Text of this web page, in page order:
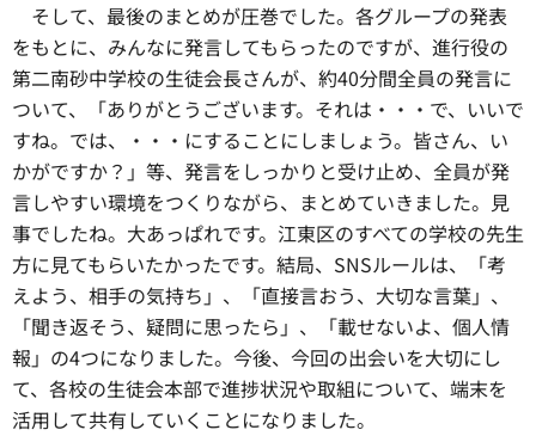
そして、最後のまとめが圧巻でした。各グループの発表
をもとに、みんなに発言してもらったのですが、進行役の
第二南砂中学校の生徒会長さんが、約40分間全員の発言に
ついて、「ありがとうございます。それは・・・で、いいで
すね。では、・・・にすることにしましょう。皆さん、い
かがですか？」等、発言をしっかりと受け止め、全員が発
言しやすい環境をつくりながら、まとめていきました。見
事でしたね。大あっぱれです。江東区のすべての学校の先生
方に見てもらいたかったです。結局、SNSルールは、「考
えよう、相手の気持ち」、「直接言おう、大切な言葉」、
「聞き返そう、疑問に思ったら」、「載せないよ、個人情
報」の4つになりました。今後、今回の出会いを大切にし
て、各校の生徒会本部で進捗状況や取組について、端末を
活用して共有していくことになりました。